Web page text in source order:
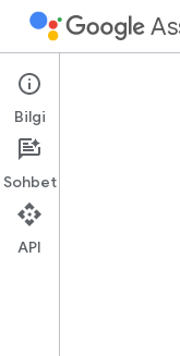
Conversational
İşlemlerinize işlem
Rehberler
Bilgi
Sohbet
API